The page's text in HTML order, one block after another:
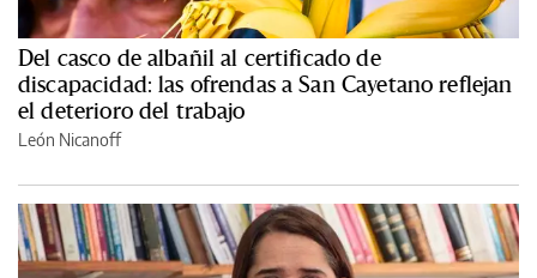
Del casco de albañil al certificado de
discapacidad: las ofrendas a San Cayetano reflejan
el deterioro del trabajo
León Nicanoff